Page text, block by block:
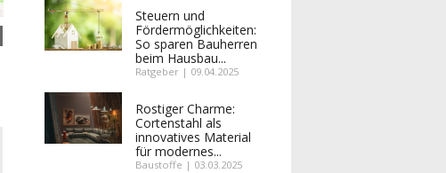
Steuern und
Fördermöglichkeiten:
So sparen Bauherren
beim Hausbau...
Ratgeber | 09.04.2025
Rostiger Charme:
Cortenstahl als
innovatives Material
für modernes...
Baustoffe | 03.03.2025